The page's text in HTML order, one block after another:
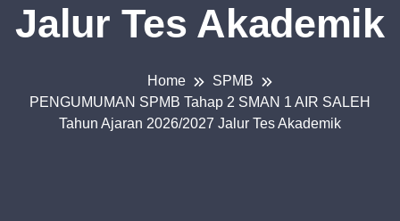
Jalur Tes Akademik
Home
SPMB
PENGUMUMAN SPMB Tahap 2 SMAN 1 AIR SALEH
Tahun Ajaran 2026/2027 Jalur Tes Akademik